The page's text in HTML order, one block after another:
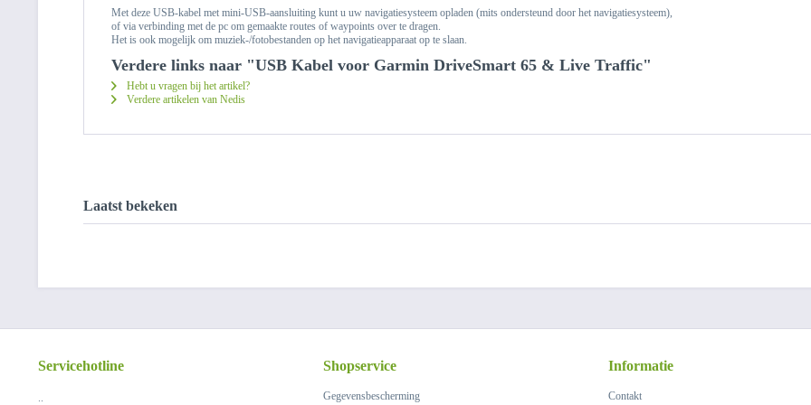
Met deze USB-kabel met mini-USB-aansluiting kunt u uw navigatiesysteem opladen (mits ondersteund door het navigatiesysteem),
of via verbinding met de pc om gemaakte routes of waypoints over te dragen.
Het is ook mogelijk om muziek-/fotobestanden op het navigatieapparaat op te slaan.
Verdere links naar "USB Kabel voor Garmin DriveSmart 65 & Live Traffic"
Hebt u vragen bij het artikel?
Verdere artikelen van Nedis
Laatst bekeken
Servicehotline
..
Shopservice
Gegevensbescherming
Informatie
Contakt